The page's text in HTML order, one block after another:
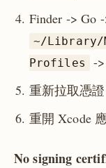
Finder -> Go
~/Library/
Profiles
-
重新拉取憑證
重開 Xcode
No signing